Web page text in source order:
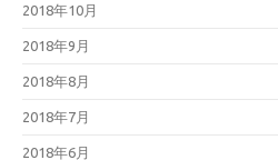
2018年10月
2018年9月
2018年8月
2018年7月
2018年6月